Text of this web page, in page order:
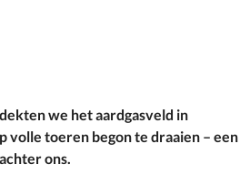
we het aardgasveld in
volle toeren begon te draaien – een
ons.